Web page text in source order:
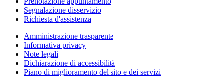
Segnalazione disservizio
Richiesta d'assistenza
Amministrazione trasparente
Informativa privacy
Note legali
Dichiarazione di accessibilità
Piano di miglioramento del sito e dei servizi